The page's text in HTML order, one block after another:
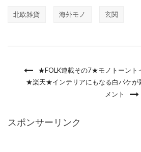
北欧雑貨 海外モノ 玄関
★FOLK連載その7★モノトーント
★楽天★インテリアにもなる白パケが
メント
スポンサーリンク